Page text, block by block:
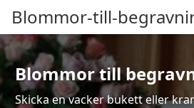
Blommor-till-
Blommor till
Skicka en vacker bukett eller